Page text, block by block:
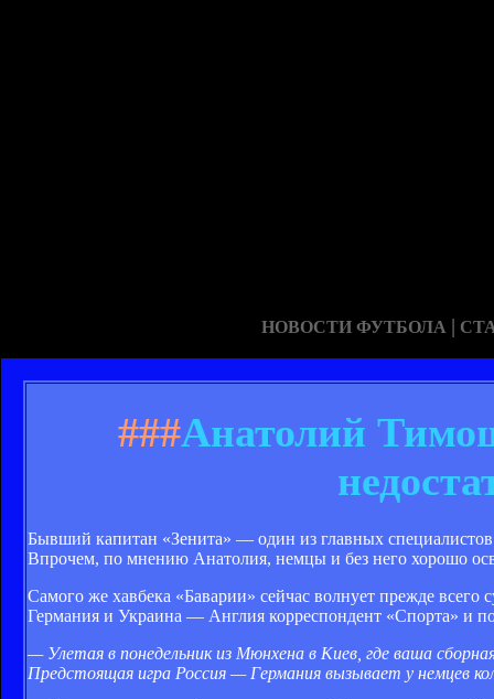
НОВОСТИ ФУТБОЛА |
###Анатолий
Бывший капитан «Зенита» — один из главных
Впрочем, по мнению Анатолия, немцы и без него хорошо
Самого же хавбека «Баварии» сейчас волнует прежде
Германия и Украина — Англия корреспондент «Спорта» и
— Улетая в понедельник из Мюнхена в Киев, где ваша
Предстоящая игра Россия — Германия вызывает у немцев